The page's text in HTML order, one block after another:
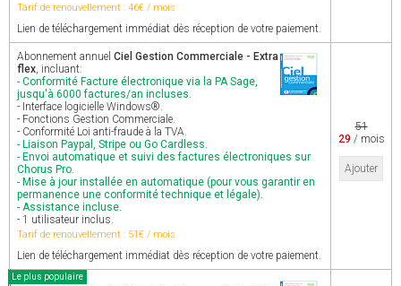
Tarif de renouvellement : 46€ / mois
Lien de téléchargement immédiat dès réception de votre paiement.
Abonnement annuel Ciel Gestion Commerciale - Extra
flex, incluant:
- Conformité Facture électronique via la PA Sage,
jusqu'à 6000 factures/an incluses.
- Interface logicielle Windows®.
- Fonctions Gestion Commerciale.
- Conformité Loi anti-fraude à la TVA.
- Liaison Paypal, Stripe ou Go Cardless.
- Envoi automatique et suivi des factures électroniques sur
Chorus Pro.
- Mise à jour installée en automatique (pour vous garantir en
permanence une conformité technique et légale).
- Assistance incluse.
- 1 utilisateur inclus.
Tarif de renouvellement : 51€ / mois
Lien de téléchargement immédiat dès réception de votre paiement.
51
29 / mois
Ajouter
Le plus populaire